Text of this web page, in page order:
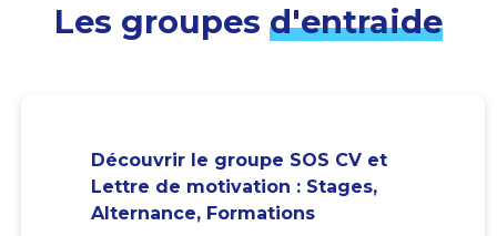
Les groupes d'entraide
Découvrir le groupe SOS CV et
Lettre de motivation : Stages,
Alternance, Formations